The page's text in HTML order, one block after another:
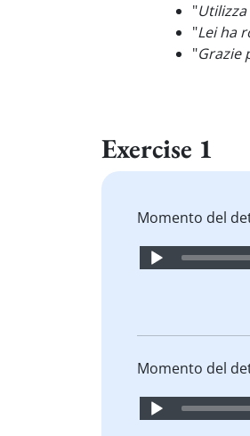
"Utilizza
"Lei ha
"Grazie
Exercise 1
Momento del
Audio
Momento del
Audio